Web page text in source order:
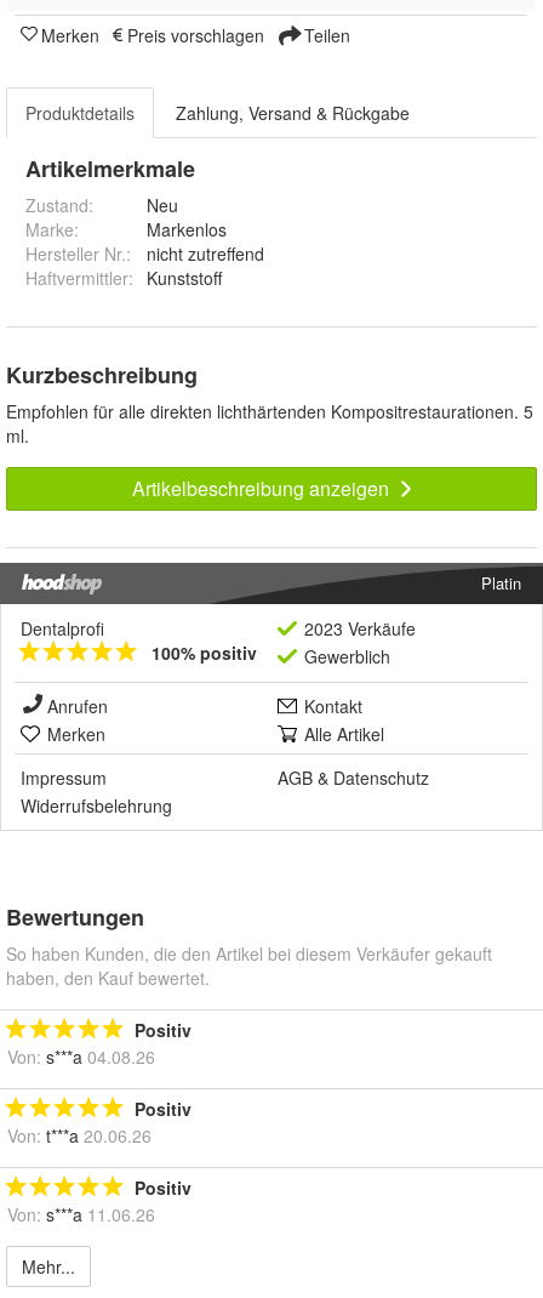
Merken Preis vorschlagen Teilen
Produktdetails Zahlung, Versand & Rückgabe
Artikelmerkmale
Zustand:
Neu
Marke:
Markenlos
Hersteller Nr.:
nicht zutreffend
Haftvermittler: Kunststoff
Kurzbeschreibung
Empfohlen für alle direkten lichthärtenden Kompositrestaurationen. 5
ml.
Artikelbeschreibung anzeigen
Platin
Dentalprofi
100% positiv
2023 Verkäufe
Gewerblich
Anrufen
Kontakt
Merken
Alle Artikel
Impressum
AGB & Datenschutz
Widerrufsbelehrung
Bewertungen
So haben Kunden, die den Artikel bei diesem Verkäufer gekauft
haben, den Kauf bewertet.
Positiv
Von: s***a 04.08.26
Positiv
Von: t***a 20.06.26
Positiv
Von: s***a 11.06.26
Mehr...